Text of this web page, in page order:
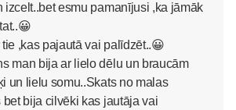
izcelt..bet esmu pamanījusi ,ka jāmāk
,kas pajautā vai palīdzēt..😀
man bija ar lielo dēlu un braucām
un lielu somu..Skats no malas
bija cilvēki kas jautāja vai